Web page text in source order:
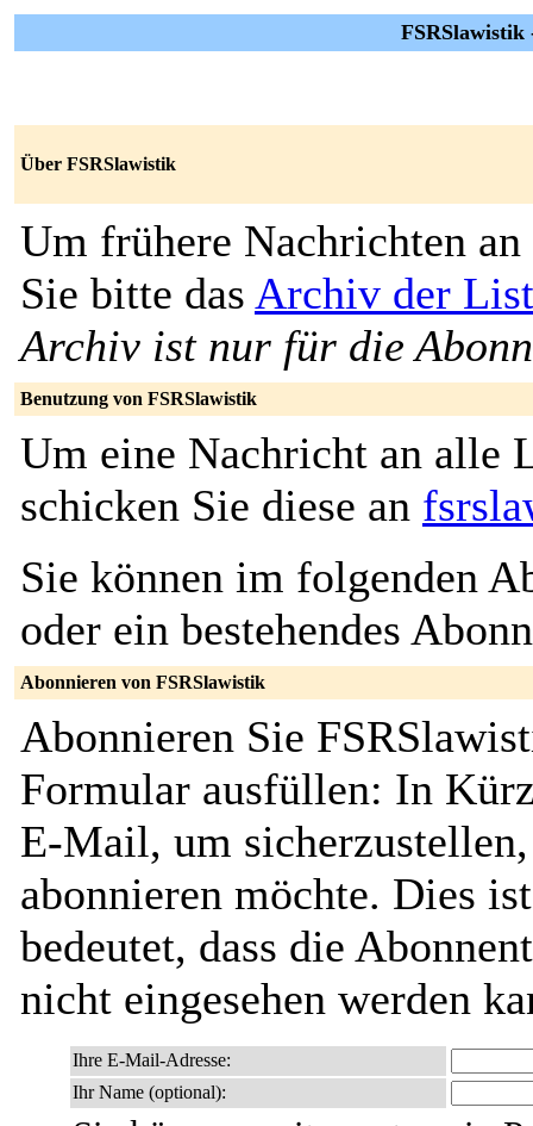
FSRSlawistik
Über FSRSlawistik
Um frühere Nachrichten an
Sie bitte das Archiv der
Archiv ist nur für die
Benutzung von FSRSlawistik
Um eine Nachricht an alle
schicken Sie diese an
Sie können im folgenden
oder ein bestehendes
Abonnieren von FSRSlawistik
Abonnieren Sie
Formular ausfüllen: In
E-Mail, um
abonnieren möchte. Dies
bedeutet, dass die
nicht eingesehen werden
Ihre E-Mail-Adresse:
Ihr Name (optional):